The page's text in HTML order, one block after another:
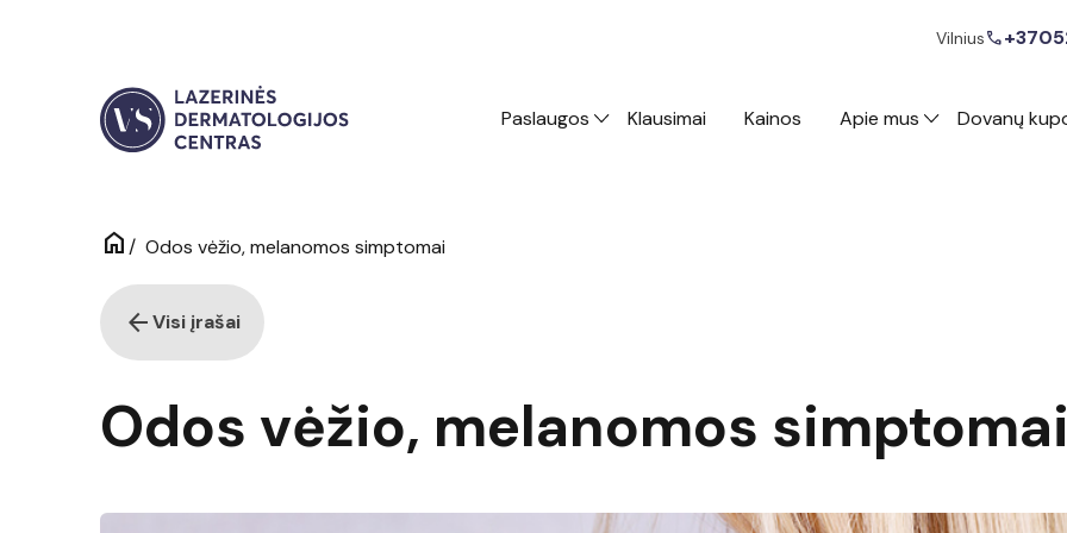
Vilniuscall
Paslaugos Klausimai Kainos Apie mus Dovanų
home/ Odos vėžio, melanomos simptomai
arrow_backVisi įrašai
Odos vėžio, melanomos simptomai